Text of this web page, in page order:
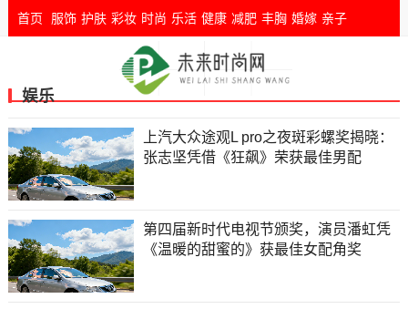
首页 服饰 护肤 彩妆 时尚 乐活 健康 减肥 丰胸 婚嫁 亲子
娱乐
上汽大众途观L pro之夜斑彩螺奖揭晓：
张志坚凭借《狂飙》荣获最佳男配
第四届新时代电视节颁奖，演员潘虹凭
《温暖的甜蜜的》获最佳女配角奖